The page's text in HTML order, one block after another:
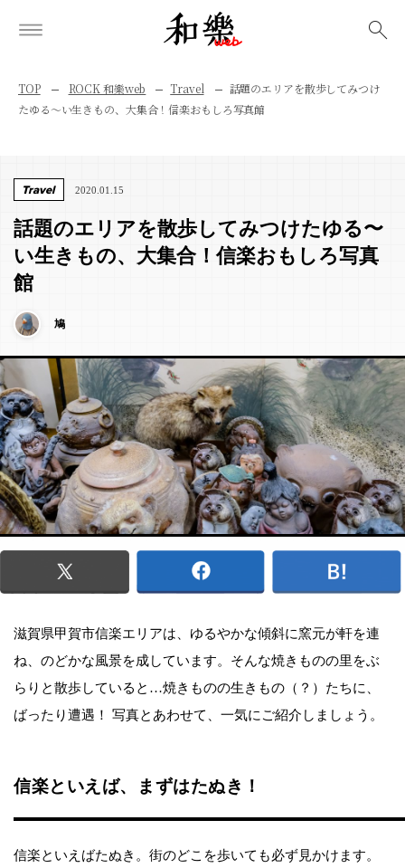
TOP ROCK 和樂web Travel
話題のエリアを散歩してみつけ
たゆる〜い生きもの、大集合！信楽おもしろ写真館
Travel 2020.01.15
話題のエリアを散歩してみつけたゆる〜
い生きもの、大集合！信楽おもしろ写真
館
鳩
滋賀県甲賀市信楽エリアは、ゆるやかな傾斜に窯元が軒を連
ね、のどかな風景を成しています。そんな焼きものの里をぶ
らりと散歩していると…焼きものの生きもの（？）たちに、
ばったり遭遇！ 写真とあわせて、一気にご紹介しましょう。
信楽といえば、まずはたぬき！
信楽といえばたぬき。街のどこを歩いても必ず見かけます。